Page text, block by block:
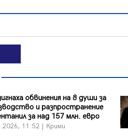
обвинения на 8 души за
и разпространение
за над 157 млн. евро
11:52 | Крими